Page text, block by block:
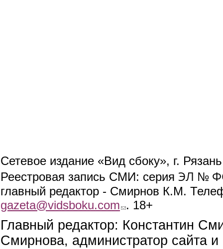
Сетевое издание «Вид сбоку», г.
Реестровая запись СМИ: серия ЭЛ №
главный редактор - Смирнов К.М.
gazeta@vidsboku.com (link sends e-mail)
. 18+
Главный редактор: Константин
Смирнова, администратор сайта